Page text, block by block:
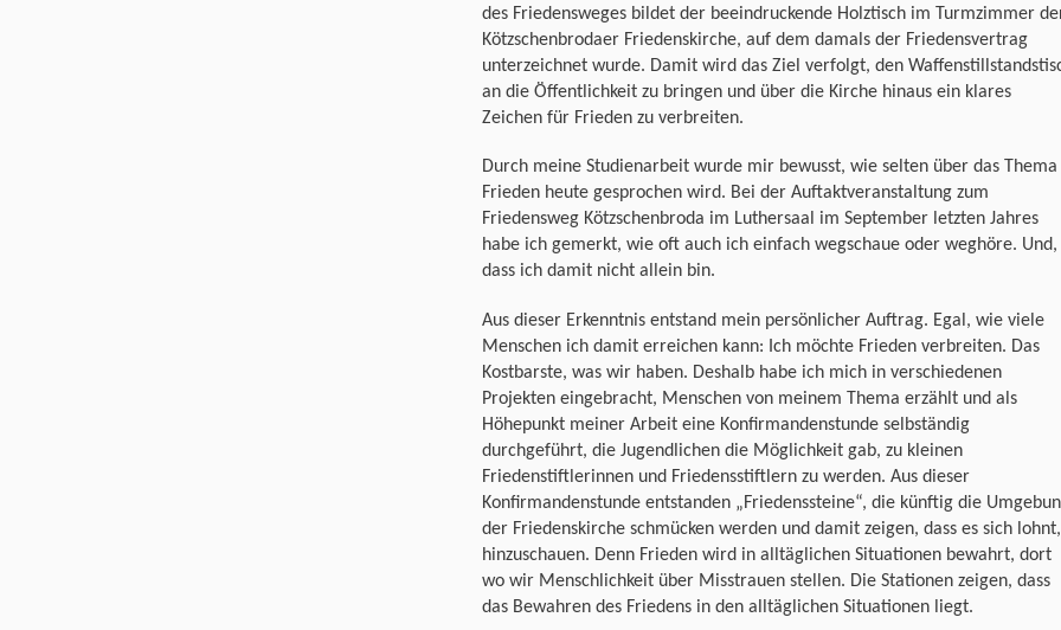
des Friedensweges bildet der beeindruckende Holztisch im Turmzimmer
Kötzschenbrodaer Friedenskirche, auf dem damals der Friedensvertrag
unterzeichnet wurde. Damit wird das Ziel verfolgt, den
an die Öffentlichkeit zu bringen und über die Kirche hinaus ein klares
Zeichen für Frieden zu verbreiten.
Durch meine Studienarbeit wurde mir bewusst, wie selten über das Thema
Frieden heute gesprochen wird. Bei der Auftaktveranstaltung zum
Friedensweg Kötzschenbroda im Luthersaal im September letzten Jahres
habe ich gemerkt, wie oft auch ich einfach wegschaue oder weghöre. Und,
dass ich damit nicht allein bin.
Aus dieser Erkenntnis entstand mein persönlicher Auftrag. Egal, wie viele
Menschen ich damit erreichen kann: Ich möchte Frieden verbreiten. Das
Kostbarste, was wir haben. Deshalb habe ich mich in verschiedenen
Projekten eingebracht, Menschen von meinem Thema erzählt und als
Höhepunkt meiner Arbeit eine Konfirmandenstunde selbständig
durchgeführt, die Jugendlichen die Möglichkeit gab, zu kleinen
Friedenstiftlerinnen und Friedensstiftlern zu werden. Aus dieser
Konfirmandenstunde entstanden „Friedenssteine“, die künftig die
der Friedenskirche schmücken werden und damit zeigen, dass es sich lohnt,
hinzuschauen. Denn Frieden wird in alltäglichen Situationen bewahrt, dort
wo wir Menschlichkeit über Misstrauen stellen. Die Stationen zeigen, dass
das Bewahren des Friedens in den alltäglichen Situationen liegt.